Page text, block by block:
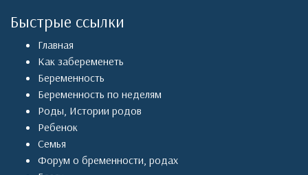
Быстрые ссылки
Главная
Как забеременеть
Беременность
Беременность по неделям
Роды Истории родов
Ребенок
Семья
Форум о бременности, родах